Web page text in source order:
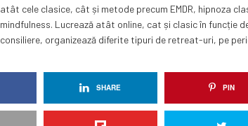
atât cele clasice, cât și metode precum EMDR, hipnoza
mindfulness. Lucrează atât online, cat și clasic în funcție
consiliere, organizează diferite tipuri de retreat-uri, pe
SHARE PIN